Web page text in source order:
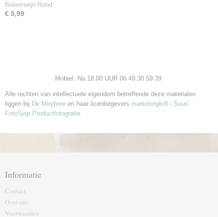
Boerenwijn Rood
€ 5,99
Mobiel: Na 18:00 UUR 06 49 30 59 39
Alle rechten van intellectuele eigendom betreffende deze materialen
liggen bij De Meybree en haar licentiegevers marketingkr8 - Suus'
FotoSjop Productfotografie.
Informatie
Contact
Over ons
Voorwaarden